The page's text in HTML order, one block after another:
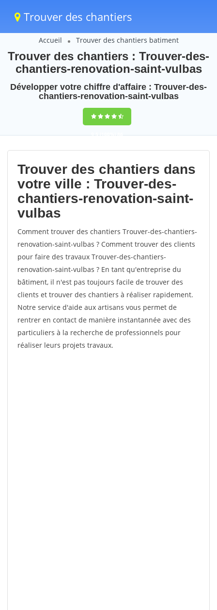
Trouver des chantiers
Accueil Trouver des chantiers batiment
Trouver des chantiers : Trouver-des-
chantiers-renovation-saint-vulbas
Développer votre chiffre d'affaire : Trouver-des-
chantiers-renovation-saint-vulbas
9,5(100%)86
votes
Trouver des chantiers dans
votre ville : Trouver-des-
chantiers-renovation-saint-
vulbas
Comment trouver des chantiers Trouver-des-chantiers-
renovation-saint-vulbas ? Comment trouver des clients
pour faire des travaux Trouver-des-chantiers-
renovation-saint-vulbas ? En tant qu'entreprise du
bâtiment, il n'est pas toujours facile de trouver des
clients et trouver des chantiers à réaliser rapidement.
Notre service d'aide aux artisans vous permet de
rentrer en contact de manière instantannée avec des
particuliers à la recherche de professionnels pour
réaliser leurs projets travaux.